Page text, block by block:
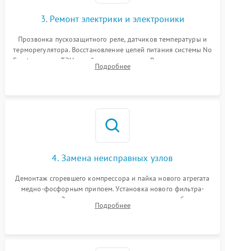
3. Ремонт электрики и электроники
Прозвонка пускозащитного реле, датчиков температуры и
терморегулятора. Восстановление цепей питания системы No
Frost, включая ТЭН оттайки и вентилятор. Ремонт или замена
платы управления при сбоях алгоритмов.
Подробнее
4. Замена неисправных узлов
Демонтаж сгоревшего компрессора и пайка нового агрегата
медно-фосфорным припоем. Установка нового фильтра-
осушителя. Замена изношенных вентиляторов обдува,
сломанных заслонок или поврежденных дверных петель.
Подробнее